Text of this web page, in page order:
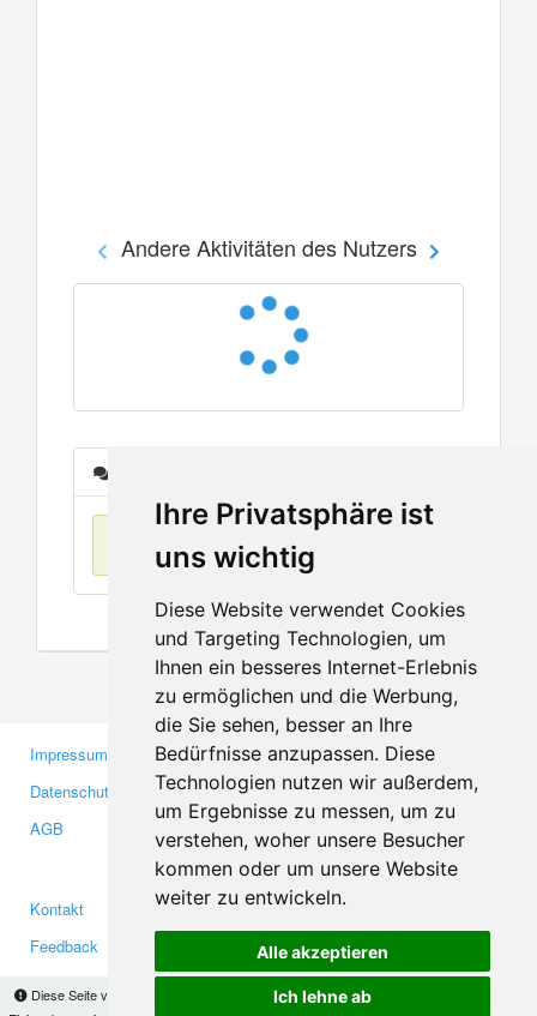
Ihre Privatsphäre ist
uns wichtig
Diese Website verwendet Cookies
und Targeting Technologien, um
Ihnen ein besseres Internet-Erlebnis
zu ermöglichen und die Werbung,
die Sie sehen, besser an Ihre
Bedürfnisse anzupassen. Diese
Technologien nutzen wir außerdem,
um Ergebnisse zu messen, um zu
verstehen, woher unsere Besucher
kommen oder um unsere Website
weiter zu entwickeln.
Alle akzeptieren
Ich lehne ab
Diese Seite verwendet Cookies, um Informationen auf Ihrem Computer zu speichern.
Andere Aktivitäten des Nutzers
Keine Einträge
Impressum
Datenschutzerklärung
AGB
Gewerbetreibende
Investoren
Medien
Kontakt
Feedback
Facebook
Twitter
YouTube